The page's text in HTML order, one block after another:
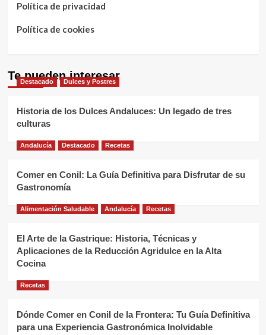
Política de privacidad
Política de cookies
Te pueden interesar
Destacado Dulces y Postres
Historia de los Dulces Andaluces: Un legado de tres
culturas
Andalucía Destacado Recetas
Comer en Conil: La Guía Definitiva para Disfrutar de su
Gastronomía
Alimentación Saludable Andalucía Recetas
El Arte de la Gastrique: Historia, Técnicas y
Aplicaciones de la Reducción Agridulce en la Alta
Cocina
Recetas
Dónde Comer en Conil de la Frontera: Tu Guía Definitiva
para una Experiencia Gastronómica Inolvidable